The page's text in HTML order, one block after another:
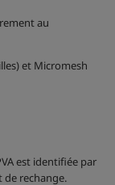
au
et Micromesh
est identifiée par
rechange.